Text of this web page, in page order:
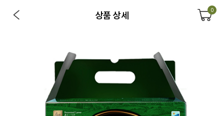
상품 상세 0